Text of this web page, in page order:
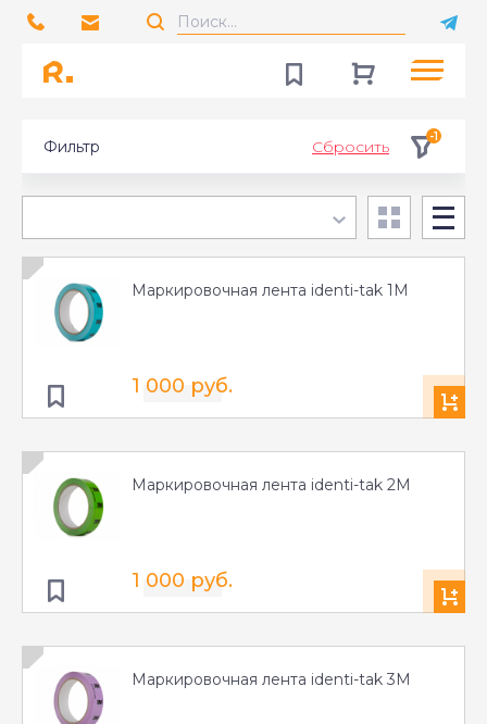
Фильтр Сбросить
-1
Маркировочная лента identi-tak 1M
1 000 руб.
Маркировочная лента identi-tak 2M
1 000 руб.
Маркировочная лента identi-tak 3M